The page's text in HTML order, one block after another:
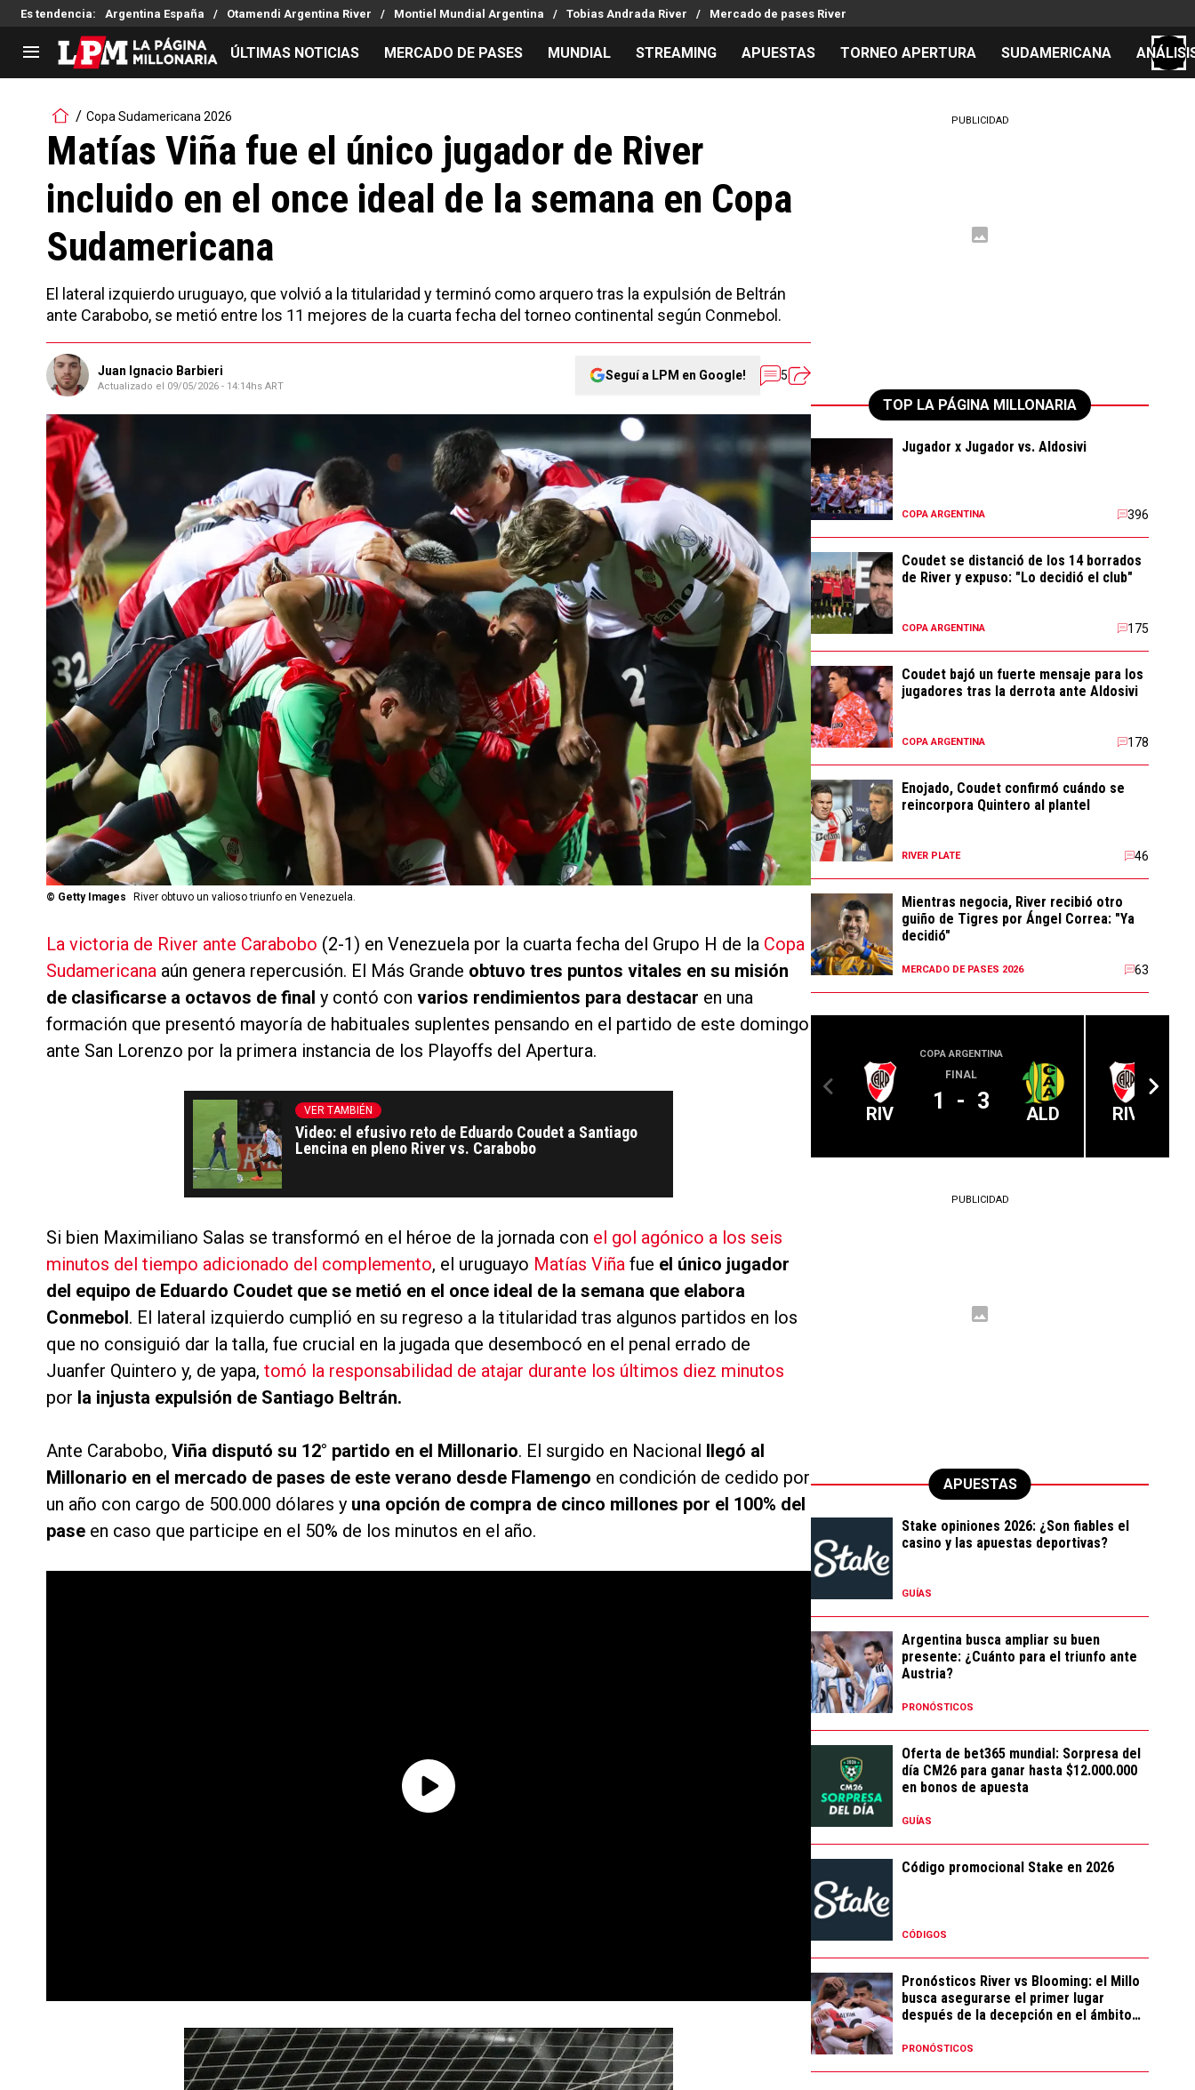
Es tendencia: Argentina España Otamendi Argentina River Montiel Mundial Argentina Tobias Andrada River Mercado de pases River
LIGA PROFESIONAL
Noticias
Tabla de posiciones
Fixture
Reserva
TORNEOS
Copa Sudamericana
Copa Argentina
Selección Argentina
Mercado de Pases
Análisis tácticos
Juanfer Quintero
Chacho Coudet
Streaming
Entradas
Los goles de River
Pronósticos
ÚLTIMAS NOTICIAS MERCADO DE PASES MUNDIAL STREAMING APUESTAS TORNEO APERTURA SUDAMERICANA
Copa Sudamericana 2026
Matías Viña fue el único jugador de River
incluido en el once ideal de la semana en Copa
Sudamericana
El lateral izquierdo uruguayo, que volvió a la titularidad y terminó como arquero tras la expulsión de Beltrán
ante Carabobo, se metió entre los 11 mejores de la cuarta fecha del torneo continental según Conmebol.
Juan Ignacio Barbieri
Actualizado el 09/05/2026 - 14:14hs ART
Seguí a LPM en Google! 5
© Getty Images River obtuvo un valioso triunfo en Venezuela.
La victoria de River ante Carabobo (2-1) en Venezuela por la cuarta fecha del Grupo H de la Copa
Sudamericana aún genera repercusión. El Más Grande obtuvo tres puntos vitales en su misión
de clasificarse a octavos de final y contó con varios rendimientos para destacar en una
formación que presentó mayoría de habituales suplentes pensando en el partido de este domingo
ante San Lorenzo por la primera instancia de los Playoffs del Apertura.
VER TAMBIÉN
Video: el efusivo reto de Eduardo Coudet a Santiago
Lencina en pleno River vs. Carabobo
Si bien Maximiliano Salas se transformó en el héroe de la jornada con el gol agónico a los seis
minutos del tiempo adicionado del complemento, el uruguayo Matías Viña fue el único jugador
del equipo de Eduardo Coudet que se metió en el once ideal de la semana que elabora
Conmebol. El lateral izquierdo cumplió en su regreso a la titularidad tras algunos partidos en los
que no consiguió dar la talla, fue crucial en la jugada que desembocó en el penal errado de
Juanfer Quintero y, de yapa, tomó la responsabilidad de atajar durante los últimos diez minutos
por la injusta expulsión de Santiago Beltrán.
Ante Carabobo, Viña disputó su 12° partido en el Millonario. El surgido en Nacional llegó al
Millonario en el mercado de pases de este verano desde Flamengo en condición de cedido por
un año con cargo de 500.000 dólares y una opción de compra de cinco millones por el 100% del
pase en caso que participe en el 50% de los minutos en el año.
PUBLICIDAD
TOP LA PÁGINA MILLONARIA
Jugador x Jugador vs. Aldosivi
COPA ARGENTINA 396
Coudet se distanció de los 14 borrados
de River y expuso: "Lo decidió el club"
COPA ARGENTINA 175
Coudet bajó un fuerte mensaje para los
jugadores tras la derrota ante Aldosivi
COPA ARGENTINA 178
Enojado, Coudet confirmó cuándo se
reincorpora Quintero al plantel
RIVER PLATE 46
Mientras negocia, River recibió otro
guiño de Tigres por Ángel Correa: "Ya
decidió"
MERCADO DE PASES 2026 63
COPA ARGENTINA
RIV
FINAL
1 - 3 ALD RIV
PUBLICIDAD
APUESTAS
Stake opiniones 2026: ¿Son fiables el
casino y las apuestas deportivas?
GUÍAS
Argentina busca ampliar su buen
presente: ¿Cuánto para el triunfo ante
Austria?
PRONÓSTICOS
Oferta de bet365 mundial: Sorpresa del
día CM26 para ganar hasta $12.000.000
en bonos de apuesta
GUÍAS
Código promocional Stake en 2026
CÓDIGOS
Pronósticos River vs Blooming: el Millo
busca asegurarse el primer lugar
después de la decepción en el ámbito
PRONÓSTICOS